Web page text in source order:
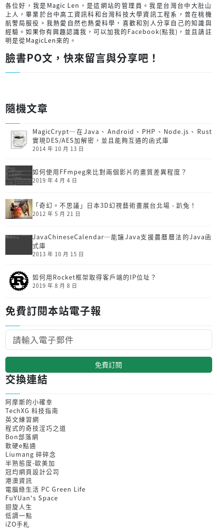
各位好，我是Magic Len，是這網站的管理員。我是台灣台中大肚山
上人，畢業於台中高工資訊科和台灣科技大學資訊工程系，曾在桃機
航警局服役。我熱愛自然也熱愛科學，喜歡和別人分享自己的知識與
經驗。如果你有興趣認識我，可以加我的Facebook(點我) ，並且請註
明是從MagicLen來的。
臉書PO文，快來留言與分享吧！
隨機文章
MagicCrypt─在Java、Android、PHP、Node.js、Rust
實現DES/AES加解密，並且能夠互通的函式庫
2014 年 10 月 13 日
如何使用FFmpeg來比對兩個影片的畫質差異程度？
2019 年 4 月 4 日
「奇幻。不思議」日本3D幻視藝術畫展台北場 - 趴兔！
2012 年 5 月 21 日
JavaChineseCalendar─能讓Java支援農曆曆法的Java函
式庫
2013 年 10 月 15 日
如何用Rocket框架取得客戶端的IP位址？
2019 年 8 月 8 日
免費訂閱本站電子報
免費訂閱
交換連結
阿摩斯的小確幸
TechXG 科技指南
英文練習網
程式的奇技淫巧之道
Bon部落網
軟硬e點通
Liumang 碎碎念
半熟態度-歐美加
冠均網頁設計公司
港澳資訊
電腦綠生活 PC Green Life
FuYUan's Space
迴旋人生
低調一點
iZO手札